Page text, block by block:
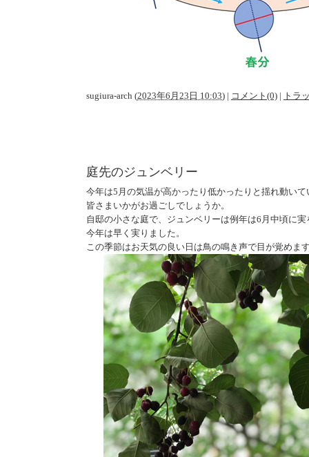
sugiura-arch (2023年6月23日 10:03) | コメント(0) | トラ
庭先のジュンベリー
今年は5月の気温が高かったり低かったりと揺れ動いて
皆さまいかがお過ごしでしょうか。
自邸の小さな庭で、ジュンベリーは例年は6月中頃に
今年は早く実りました。
この季節はお天気の良い日は鳥の鳴き声で目が覚めま